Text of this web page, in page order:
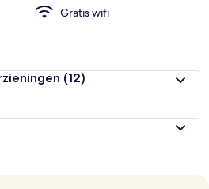
b
r
d
l
Gratis wifi
(12)